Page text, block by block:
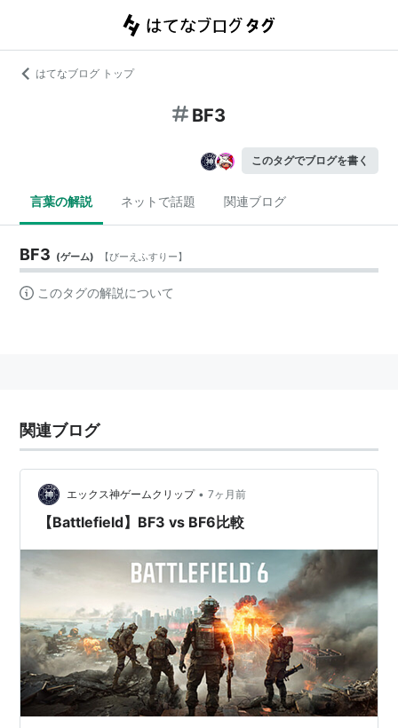
はてなブログ トップ
BF3
このタグでブログを書く
言葉の解説 ネットで話題 関連ブログ
BF3 (ゲーム) 【びーえふすりー】
このタグの解説について
関連ブログ
エックス神ゲームクリップ • 7ヶ月前
【Battlefield】BF3 vs BF6比較